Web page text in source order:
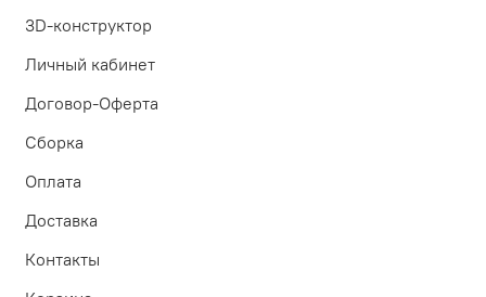
3D-конструктор
Личный кабинет
Договор-Оферта
Сборка
Оплата
Доставка
Контакты